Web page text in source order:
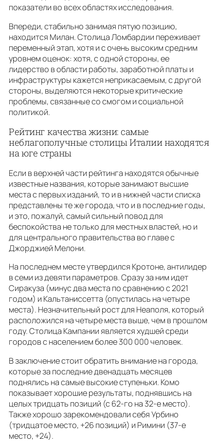
показатели во всех областях исследования.
Впереди, стабильно занимая пятую позицию,
находится Милан. Столица Ломбардии переживает
переменный этап, хотя и с очень высоким средним
уровнем оценок: хотя, с одной стороны, ее
лидерство в области работы, заработной платы и
инфраструктуры кажется неприкасаемым, с другой
стороны, выделяются некоторые критические
проблемы, связанные со смогом и социальной
политикой.
Рейтинг качества жизни: самые
неблагополучные столицы Италии находятся
на юге страны
Если в верхней части рейтинга находятся обычные
известные названия, которые занимают высшие
места с первых изданий, то и в нижней части списка
представлены те же города, что и в последние годы,
и это, пожалуй, самый сильный повод для
беспокойства не только для местных властей, но и
для центрального правительства во главе с
Джорджией Мелони.
На последнем месте утвердился Кротоне, антилидер
в семи из девяти параметров. Сразу за ним идет
Сиракуза (минус два места по сравнению с 2021
годом) и Кальтаниссетта (опустилась на четыре
места). Незначительный рост для Неаполя, который
расположился на четыре места выше, чем в прошлом
году. Столица Кампании является худшей среди
городов с населением более 300 000 человек.
В заключение стоит обратить внимание на города,
которые за последние двенадцать месяцев
поднялись на самые высокие ступеньки. Комо
показывает хорошие результаты, поднявшись на
целых тридцать позиций (с 62-го на 32-е место).
Также хорошо зарекомендовали себя Урбино
(тридцатое место, +26 позиций) и Римини (37-е
место, +24).